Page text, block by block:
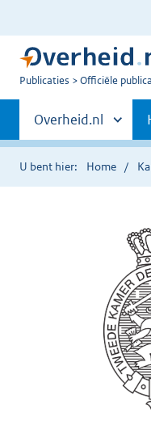
U
Publicaties Officiële
Primaire
navigatie
Andere
sites
binnen
Overheid.nl
U bent hier: Home